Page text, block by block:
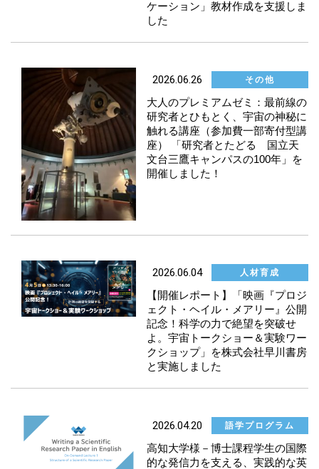
ケーション」教材作成を支援しま
した
2026.06.26 その他
大人のプレミアムゼミ：最前線の
研究者とひもとく、宇宙の神秘に
触れる講座（参加費一部寄付型講
座） 「研究者とたどる 国立天
文台三鷹キャンパスの100年」を
開催しました！
2026.06.04 人材育成
【開催レポート】「映画『プロジ
ェクト・ヘイル・メアリー』公開
記念！科学の力で絶望を突破せ
よ。宇宙トークショー＆実験ワー
クショップ」を株式会社早川書房
と実施しました
2026.04.20 語学プログラム
高知大学様－博士課程学生の国際
的な発信力を支える、実践的な英